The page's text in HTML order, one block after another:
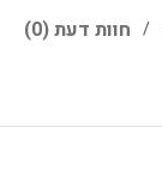
חוות דעת (0)